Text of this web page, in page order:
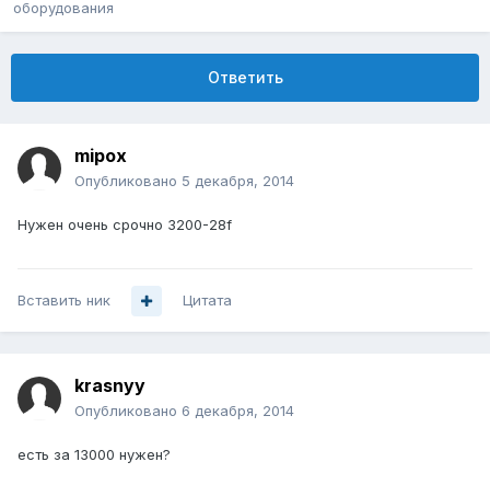
оборудования
Ответить
mipox
Опубликовано 5 декабря, 2014
Нужен очень срочно 3200-28f
Вставить ник Цитата
krasnyy
Опубликовано 6 декабря, 2014
есть за 13000 нужен?